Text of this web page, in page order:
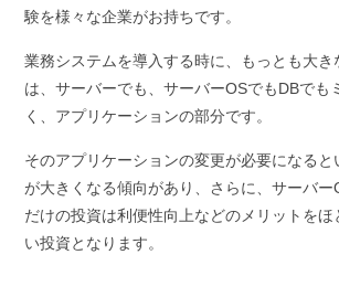
験を様々な企業がお持ちです。
業務システムを導入する時に、もっとも大
は、サーバーでも、サーバーOSでもDBでも
く、アプリケーションの部分です。
そのアプリケーションの変更が必要になる
が大きくなる傾向があり、さらに、サーバー
だけの投資は利便性向上などのメリットをほ
い投資となります。